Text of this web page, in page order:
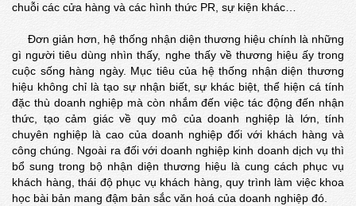
chuỗi các cửa hàng và các hình thức PR, sự kiện khác…
Đơn giản hơn, hệ thống nhận diện thương hiệu chính là những
gì người tiêu dùng nhìn thấy, nghe thấy về thương hiệu ấy trong
cuộc sống hàng ngày. Mục tiêu của hệ thống nhận diện thương
hiệu không chỉ là tạo sự nhận biết, sự khác biệt, thể hiện cá tính
đặc thù doanh nghiệp mà còn nhắm đến việc tác động đến nhận
thức, tạo cảm giác về quy mô của doanh nghiệp là lớn, tính
chuyên nghiệp là cao của doanh nghiệp đối với khách hàng và
công chúng. Ngoài ra đối với doanh nghiệp kinh doanh dịch vụ thì
bổ sung trong bộ nhận diện thương hiệu là cung cách phục vụ
khách hàng, thái độ phục vụ khách hàng, quy trình làm việc khoa
học bài bản mang đậm bản sắc văn hoá của doanh nghiệp đó.